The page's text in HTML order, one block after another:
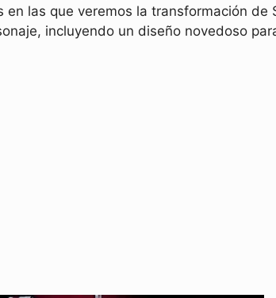
las que veremos la transformación de
incluyendo un diseño novedoso